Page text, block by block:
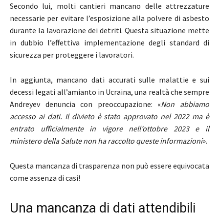
Secondo lui, molti cantieri mancano delle attrezzature
necessarie per evitare l’esposizione alla polvere di asbesto
durante la lavorazione dei detriti. Questa situazione mette
in dubbio l’effettiva implementazione degli standard di
sicurezza per proteggere i lavoratori.
In aggiunta, mancano dati accurati sulle malattie e sui
decessi legati all’amianto in Ucraina, una realtà che sempre
Andreyev denuncia con preoccupazione: «Non abbiamo
accesso ai dati. Il divieto è stato approvato nel 2022 ma è
entrato ufficialmente in vigore nell’ottobre 2023 e il
ministero della Salute non ha raccolto queste informazioni».
Questa mancanza di trasparenza non può essere equivocata
come assenza di casi!
Una mancanza di dati attendibili